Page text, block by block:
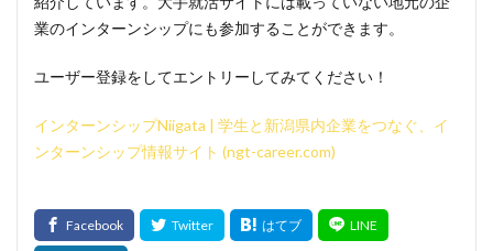
業のインターンシップにも参加することができます。
ユーザー登録をしてエントリーしてみてください！
インターンシップNiigata | 学生と新潟県内企業をつなぐ、イ
ンターンシップ情報サイト (ngt-career.com)